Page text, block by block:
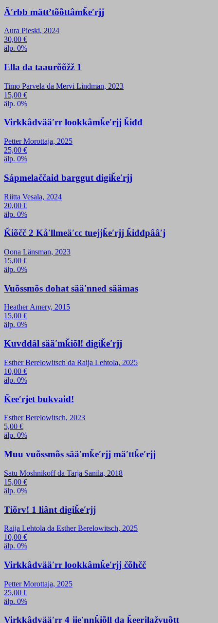
Äʹrbb mättʼtõõttâmǩeʹrjj
Aura Pieski, 2024
30,00 €
älp. 0%
Ella da taaurõõžž 1
Timo Parvela da Mervi Lindman, 2023
15,00 €
älp. 0%
Virkkâdvääʹrr lookkâmǩeʹrjj ǩiđđ
Petter Morottaja, 2025
25,00 €
älp. 0%
Sápmelaččaid barggut digiǩeʹrjj
Riitta Vesala, 2024
20,00 €
älp. 0%
Ǩiõčč 2 Kåʹllmeäʹcc tuejjǩeʹrjj ǩiđđpââʹj
Oona Länsman, 2023
15,00 €
älp. 0%
Vuõssmõs dohat sääʹnned säämas
Heather Amery, 2015
15,00 €
älp. 0%
Kuvddâl sääʹmǩiõl! digiǩeʹrjj
Esther Berelowitsch da Raija Lehtola, 2025
10,00 €
älp. 0%
Ǩeeʹrjet bukvaid!
Esther Berelowitsch, 2023
5,00 €
älp. 0%
Muu vuõssmõs sääʹmǩeʹrjj mäʹttǩeʹrjj
Satu Moshnikoff da Tarja Sanila, 2018
15,00 €
älp. 0%
Tiõrv! 1 liânt digiǩeʹrjj
Raija Lehtola da Esther Berelowitsch, 2025
10,00 €
älp. 0%
Virkkâdvääʹrr lookkâmǩeʹrjj čõhčč
Petter Morottaja, 2025
25,00 €
älp. 0%
Virkkâdvääʹrr 4 jieʹnnǩiõll da ǩeerjlažvuõtt